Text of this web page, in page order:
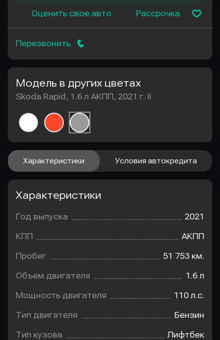
Оценить свое авто Рассрочка
Перезвонить
Модель в других цветах
Skoda Rapid, 1.6 л АКПП, 2021 г. II
Характеристики Условия автокредита
Характеристики
Год выпуска 2021
КПП АКПП
Пробег 51 753 км.
Объем двигателя 1.6 л
Мощность двигателя 110 л.с.
Тип двигателя Бензин
Тип кузова Лифтбек